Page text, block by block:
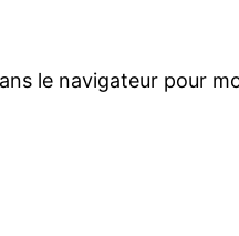
le navigateur pour